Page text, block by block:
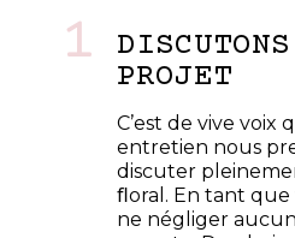
1
PROJET
C’est de vive voix
entretien nous
discuter
ﬂoral. En tant que
ne négliger